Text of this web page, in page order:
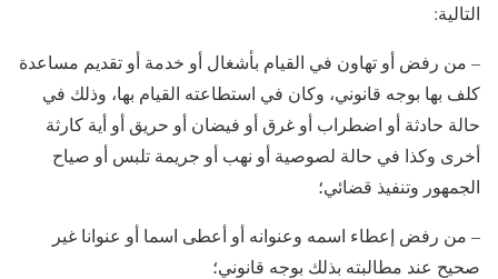
التالية:
– من رفض أو تهاون في القيام بأشغال أو خدمة أو تقديم مساعدة
كلف بها بوجه قانوني، وكان في استطاعته القيام بها، وذلك في
حالة حادثة أو اضطراب أو غرق أو فيضان أو حريق أو أية كارثة
أخرى وكذا في حالة لصوصية أو نهب أو جريمة تلبس أو صياح
الجمهور وتنفيذ قضائي؛
– من رفض إعطاء اسمه وعنوانه أو أعطى اسما أو عنوانا غير
صحيح عند مطالبته بذلك بوجه قانوني؛